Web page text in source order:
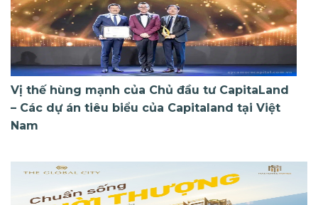
Vị thế hùng mạnh của Chủ đầu tư CapitaLand
– Các dự án tiêu biểu của Capitaland tại Việt
Nam